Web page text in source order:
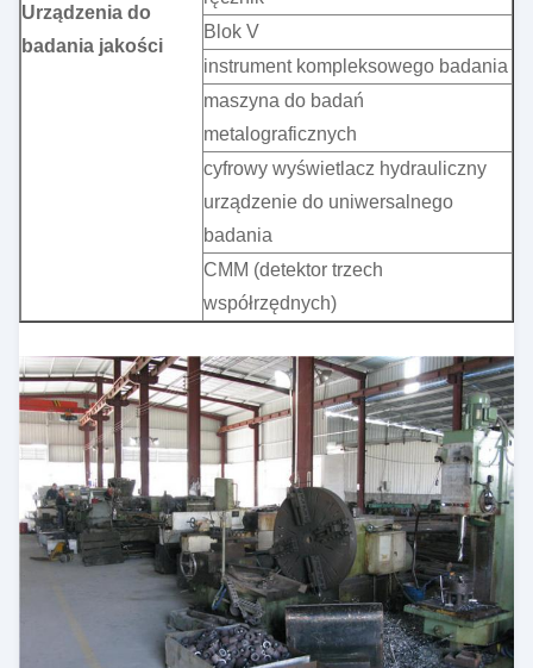
Urządzenia do
badania jakości
Blok V
instrument kompleksowego badania
maszyna do badań
metalograficznych
cyfrowy wyświetlacz hydrauliczny
urządzenie do uniwersalnego
badania
CMM (detektor trzech
współrzędnych)